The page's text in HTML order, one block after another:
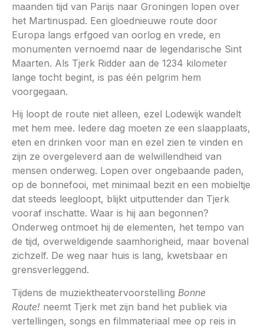
maanden tijd van Parijs naar Groningen lopen over
het Martinuspad. Een gloednieuwe route door
Europa langs erfgoed van oorlog en vrede, en
monumenten vernoemd naar de legendarische Sint
Maarten. Als Tjerk Ridder aan de 1234 kilometer
lange tocht begint, is pas één pelgrim hem
voorgegaan.
Hij loopt de route niet alleen, ezel Lodewijk wandelt
met hem mee. Iedere dag moeten ze een slaapplaats,
eten en drinken voor man en ezel zien te vinden en
zijn ze overgeleverd aan de welwillendheid van
mensen onderweg. Lopen over ongebaande paden,
op de bonnefooi, met minimaal bezit en een mobieltje
dat steeds leegloopt, blijkt uitputtender dan Tjerk
vooraf inschatte. Waar is hij aan begonnen?
Onderweg ontmoet hij de elementen, het tempo van
de tijd, overweldigende saamhorigheid, maar bovenal
zichzelf. De weg naar huis is lang, kwetsbaar en
grensverleggend.
Tijdens de muziektheatervoorstelling Bonne
Route! neemt Tjerk met zijn band het publiek via
vertellingen, songs en filmmateriaal mee op reis in